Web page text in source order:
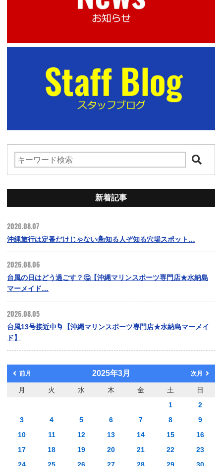
新着記事
2026.08.07
沖縄旅行は定番だけじゃない🏝️知る人ぞ知る穴場スポット…
2026.08.06
台風の日はどう過ごす？🤔【沖縄マリンスポーツ専門店★水納島
マーメイド…
2026.08.05
台風13号接近中🌀【沖縄マリンスポーツ専門店★水納島マーメイ
ド】
前月 2025年3月 次月
月 火 水 木 金 土
日
1
2
3
4 5 6 7 8
9
10
11 12 13 14 15
16
17
18 19 20 21 22
23
24
25 26 27 28 29 30